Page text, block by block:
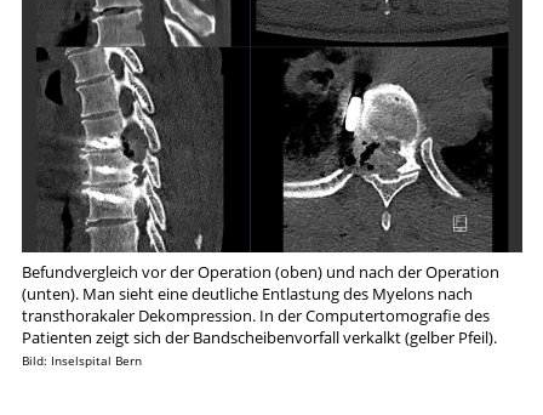
Befundvergleich vor der Operation (oben) und nach der Operation
(unten). Man sieht eine deutliche Entlastung des Myelons nach
transthorakaler Dekompression. In der Computertomografie des
Patienten zeigt sich der Bandscheibenvorfall verkalkt (gelber Pfeil).
Bild: Inselspital Bern